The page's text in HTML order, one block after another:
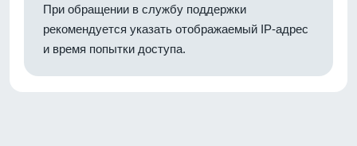
При обращении в службу поддержки
рекомендуется указать отображаемый IP-адрес
и время попытки доступа.